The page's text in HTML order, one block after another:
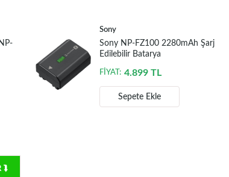
Sony
Sony NP-FZ100 2280mAh Şarj
Edilebilir Batarya
FİYAT: 4.899 TL
Sepete Ekle
⮯